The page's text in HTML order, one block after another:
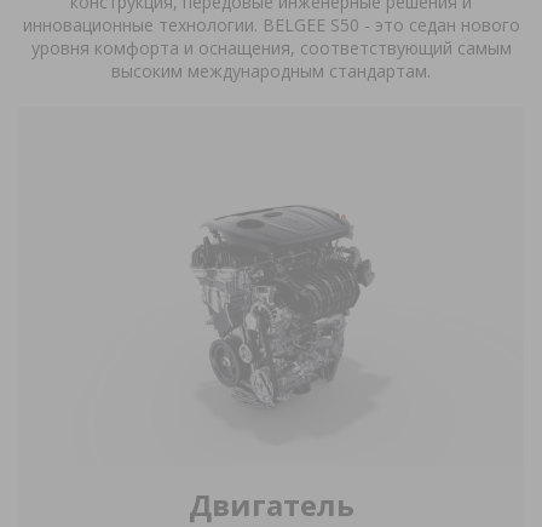
Оставить заявку
инновационные технологии. BELGEE S50 - это седан нового
уровня комфорта и оснащения, соответствующий самым
высоким международным стандартам.
Двигатель